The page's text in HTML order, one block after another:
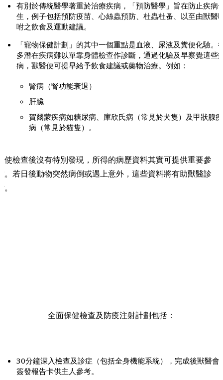
有別於傳統醫學著重於治療疾病，「預防醫學」旨在防止疾病
生，例子包括預防疫苗、心絲蟲預防、杜蟲杜蚤、以至由獸醫
咐之飲食及運動建議。
「寵物保健計劃」的其中一個重點是血液、尿液及糞便化驗。
多潛在疾病難以單靠身體檢查作診斷，通過化驗及早察覺這些
病，獸醫便可提早給予飲食建議或藥物治療。例如：
腎病（腎功能衰退）
肝臟
賀爾蒙疾病如糖尿病、庫欣氏病（常見於犬隻）及甲狀腺疾
病（常見於貓隻）。
使檢查後沒有特別發現，所得的病歷資料其實可提供重要參
。若日後動物突然病倒或遇上意外，這些資料將有助獸醫診
全面保健檢查及防疫注射計劃包括：
30分鐘深入檢查及診症（包括全身機能系統），完成後獸醫會
簽發報告卡供主人參考。